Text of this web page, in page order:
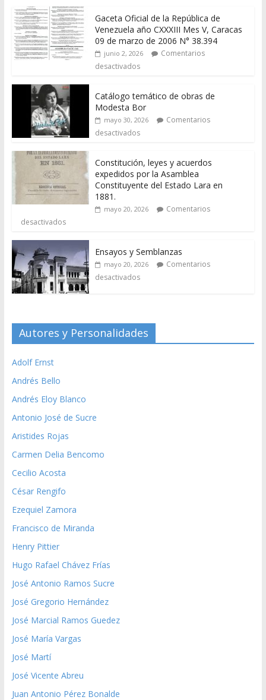
Gaceta Oficial de la República de
Venezuela año CXXXIII Mes V, Caracas
09 de marzo de 2006 N° 38.394
junio 2, 2026
Comentarios
desactivados
Catálogo temático de obras de
Modesta Bor
mayo 30, 2026
Comentarios
desactivados
Constitución, leyes y acuerdos
expedidos por la Asamblea
Constituyente del Estado Lara en
1881.
mayo 20, 2026
Comentarios
desactivados
Ensayos y Semblanzas
mayo 20, 2026
Comentarios
desactivados
Autores y Personalidades
Adolf Ernst
Andrés Bello
Andrés Eloy Blanco
Antonio José de Sucre
Aristides Rojas
Carmen Delia Bencomo
Cecilio Acosta
César Rengifo
Ezequiel Zamora
Francisco de Miranda
Henry Pittier
Hugo Rafael Chávez Frías
José Antonio Ramos Sucre
José Gregorio Hernández
José Marcial Ramos Guedez
José María Vargas
José Martí
José Vicente Abreu
Juan Antonio Pérez Bonalde